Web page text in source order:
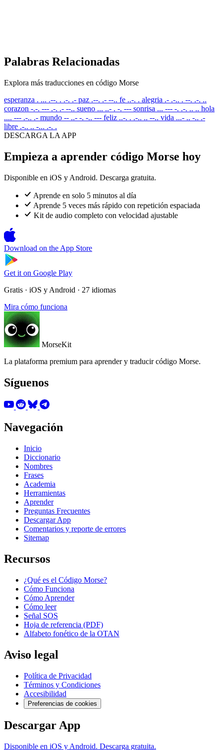
Palabras Relacionadas
Explora más traducciones en código Morse
esperanza . ... .--. . .-. .- paz .--. .- --.. fe ..-. . alegria .- .-.. . --. .-. ..
corazon -.-. --- .-. .- --.. sueno ... ..- . -. --- sonrisa ... --- -. .-. .. .. hola
.... --- .-.. .- mundo -- ..- -. -.. --- feliz ..-. . .-.. .. --.. vida ...- .. -.. .-
libre .-.. .. -... .-. .
DESCARGA LA APP
Empieza a aprender código Morse hoy
Disponible en iOS y Android. Descarga gratuita.
Aprende en solo 5 minutos al día
Aprende 5 veces más rápido con repetición espaciada
Kit de audio completo con velocidad ajustable
Download on the App Store
Get it on Google Play
Gratis · iOS y Android · 27 idiomas
Mira cómo funciona
MorseKit
La plataforma premium para aprender y traducir código Morse.
Síguenos
Navegación
Inicio
Diccionario
Nombres
Frases
Academia
Herramientas
Aprender
Preguntas Frecuentes
Descargar App
Comentarios y reporte de errores
Sitemap
Recursos
¿Qué es el Código Morse?
Cómo Funciona
Cómo Aprender
Cómo leer
Señal SOS
Hoja de referencia (PDF)
Alfabeto fonético de la OTAN
Aviso legal
Política de Privacidad
Términos y Condiciones
Accesibilidad
Preferencias de cookies
Descargar App
Disponible en iOS y Android. Descarga gratuita.